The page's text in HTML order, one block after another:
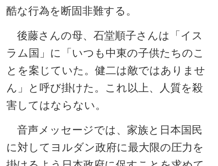
酷な行為を断固非難する。
後藤さんの母、石堂順子さんは「イス
ラム国」に「いつも中東の子供たちのこ
とを案じていた。健二は敵ではありませ
ん」と呼び掛けた。これ以上、人質を殺
害してはならない。
音声メッセージでは、家族と日本国民
に対してヨルダン政府に最大限の圧力を